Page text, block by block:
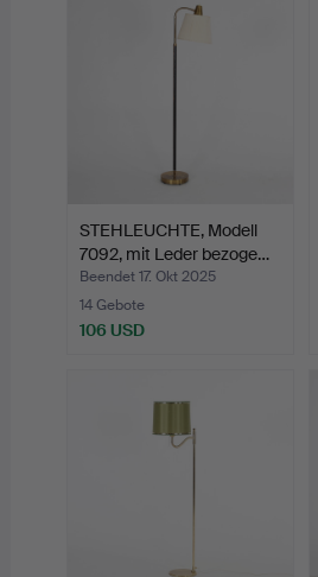
STEHLEUCHTE, Modell
7092, mit Leder bezoge…
Beendet 17. Okt 2025
14 Gebote
106 USD